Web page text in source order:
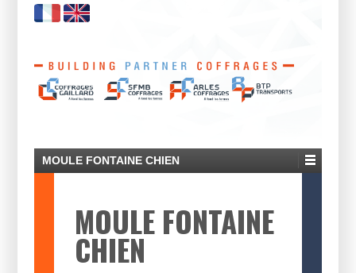
MOULE FONTAINE CHIEN
MOULE FONTAINE
CHIEN